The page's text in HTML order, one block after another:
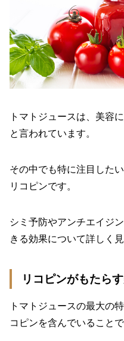
トマトジュースは、美容
と言われています。
その中でも特に注目した
リコピンです。
シミ予防やアンチエイジ
きる効果について詳しく
リコピンがもたら
トマトジュースの最大の
コピンを含んでいることで